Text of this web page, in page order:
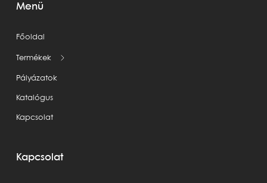
Menü
Főoldal
Termékek
Pályázatok
Katalógus
Kapcsolat
Kapcsolat